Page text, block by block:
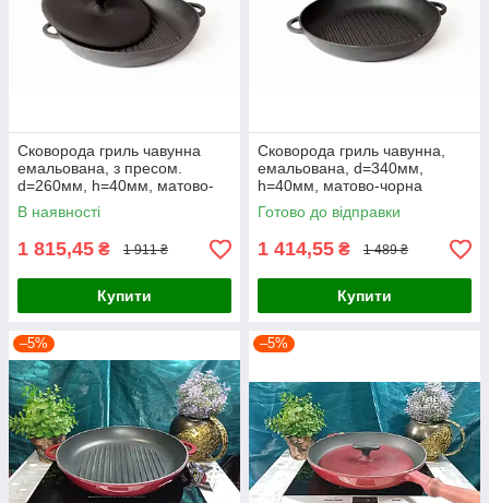
Сковорода гриль чавунна
емальована, з пресом.
d=260мм, h=40мм, матово-
чорна
В наявності
1 815,45 ₴ 1 911 ₴
Купити
Сковорода гриль чавунна,
емальована, d=340мм,
h=40мм, матово-чорна
Готово до відправки
1 414,55 ₴ 1 489 ₴
Купити
–5% –5%